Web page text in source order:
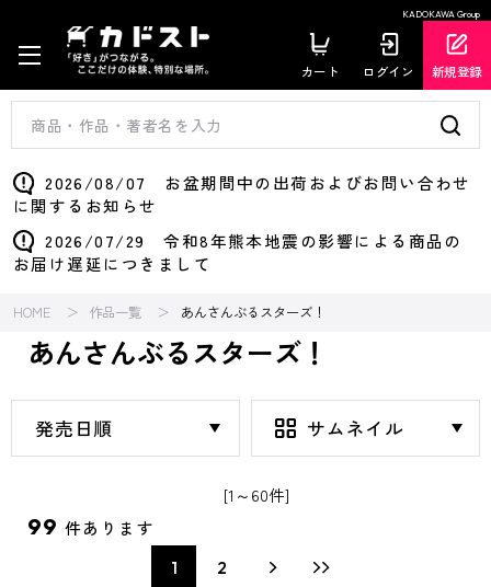
KADOKAWA Group
カート ログイン 新規登録
2026/08/07 お盆期間中の出荷およびお問い合わせ
に関するお知らせ
2026/07/29 令和8年熊本地震の影響による商品の
お届け遅延につきまして
HOME 作品一覧 あんさんぶるスターズ！
あんさんぶるスターズ！
[1～60件]
99 件あります
1 2